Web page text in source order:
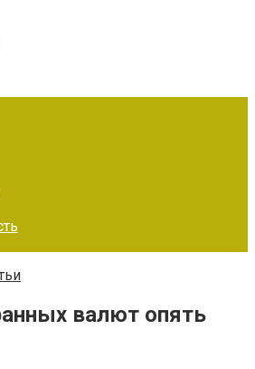
валют опять